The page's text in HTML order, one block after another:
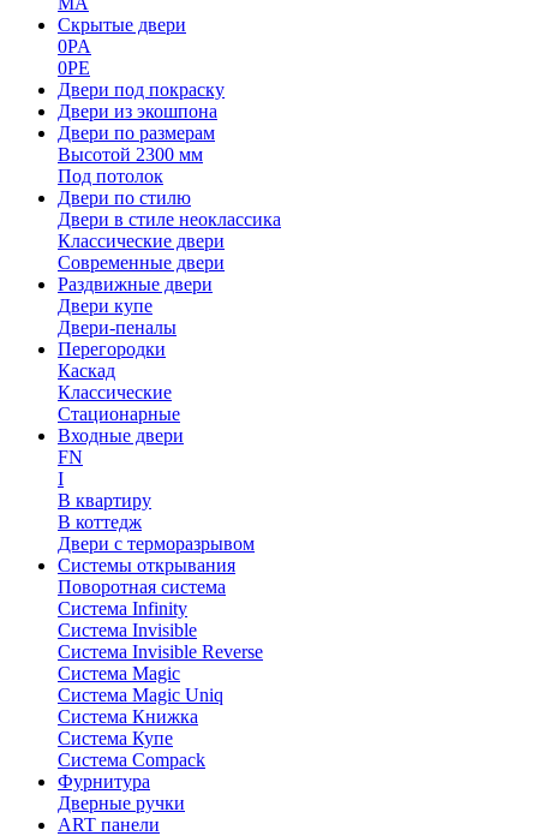
Скрытые двери
0PA
0PE
Двери под покраску
Двери из экошпона
Двери по размерам
Высотой 2300 мм
Под потолок
Двери по стилю
Двери в стиле неоклассика
Классические двери
Современные двери
Раздвижные двери
Двери купе
Двери-пеналы
Перегородки
Каскад
Классические
Стационарные
Входные двери
FN
I
В квартиру
В коттедж
Двери с терморазрывом
Системы открывания
Поворотная система
Система Infinity
Система Invisible
Система Invisible Reverse
Система Magic
Система Magic Uniq
Система Книжка
Система Купе
Система Compack
Фурнитура
Дверные ручки
ART панели